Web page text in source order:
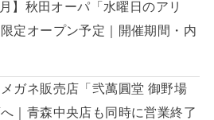
】秋田オーパ「水曜日のアリ
定オープン予定｜開催期間・内
メガネ販売店「弐萬圓堂 御野場
｜青森中央店も同時に営業終了